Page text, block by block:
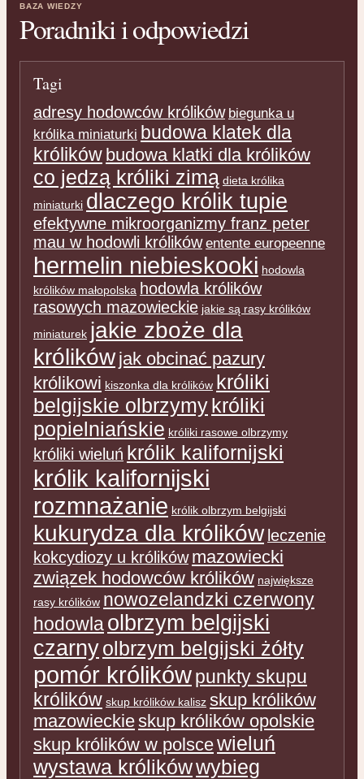
BAZA WIEDZY
Poradniki i odpowiedzi
Tagi
adresy hodowców królików biegunka u
królika miniaturki budowa klatek dla
królików budowa klatki dla królików
co jedzą króliki zimą dieta królika
miniaturki dlaczego królik tupie
efektywne mikroorganizmy franz peter
mau w hodowli królików entente europeenne
hermelin niebieskooki hodowla
królików małopolska hodowla królików
rasowych mazowieckie jakie są rasy królików
miniaturek jakie zboże dla
królików jak obcinać pazury
królikowi kiszonka dla królików króliki
belgijskie olbrzymykróliki
popielniańskie króliki rasowe olbrzymy
króliki wieluń królik kalifornijski
królik kalifornijski
rozmnażanie królik olbrzym belgijski
kukurydza dla królików leczenie
kokcydiozy u królików mazowiecki
związek hodowców królików największe
rasy królików nowozelandzki czerwony
hodowlaolbrzym belgijski
czarnyolbrzym belgijski żółty
pomór królikówpunkty skupu
królików skup królików kalisz skup królików
mazowieckieskup królików opolskie
skup królików w polscewieluń
wystawa królikówwybieg